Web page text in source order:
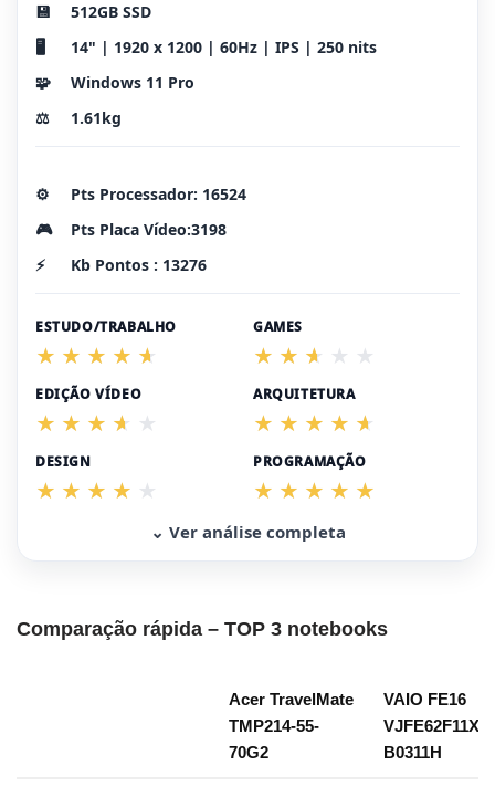
💾
512GB SSD
🖥️
14" | 1920 x 1200 | 60Hz | IPS | 250 nits
🧩
Windows 11 Pro
⚖️
1.61kg
⚙️
Pts Processador: 16524
🎮
Pts Placa Vídeo:3198
⚡
Kb Pontos : 13276
ESTUDO/TRABALHO GAMES
EDIÇÃO VÍDEO ARQUITETURA
DESIGN PROGRAMAÇÃO
⌄ Ver análise completa
Comparação rápida – TOP 3 notebooks
Acer TravelMate
TMP214-55-
70G2
VAIO FE16
VJFE62F11X-
B0311H